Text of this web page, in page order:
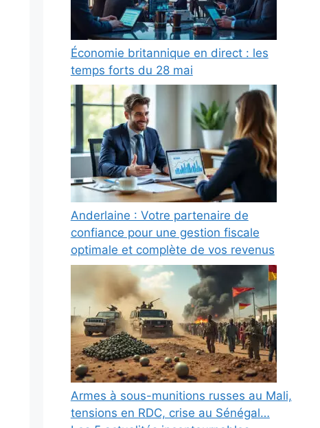
Économie britannique en direct : les
temps forts du 28 mai
Anderlaine : Votre partenaire de
confiance pour une gestion fiscale
optimale et complète de vos revenus
Armes à sous-munitions russes au Mali,
tensions en RDC, crise au Sénégal…